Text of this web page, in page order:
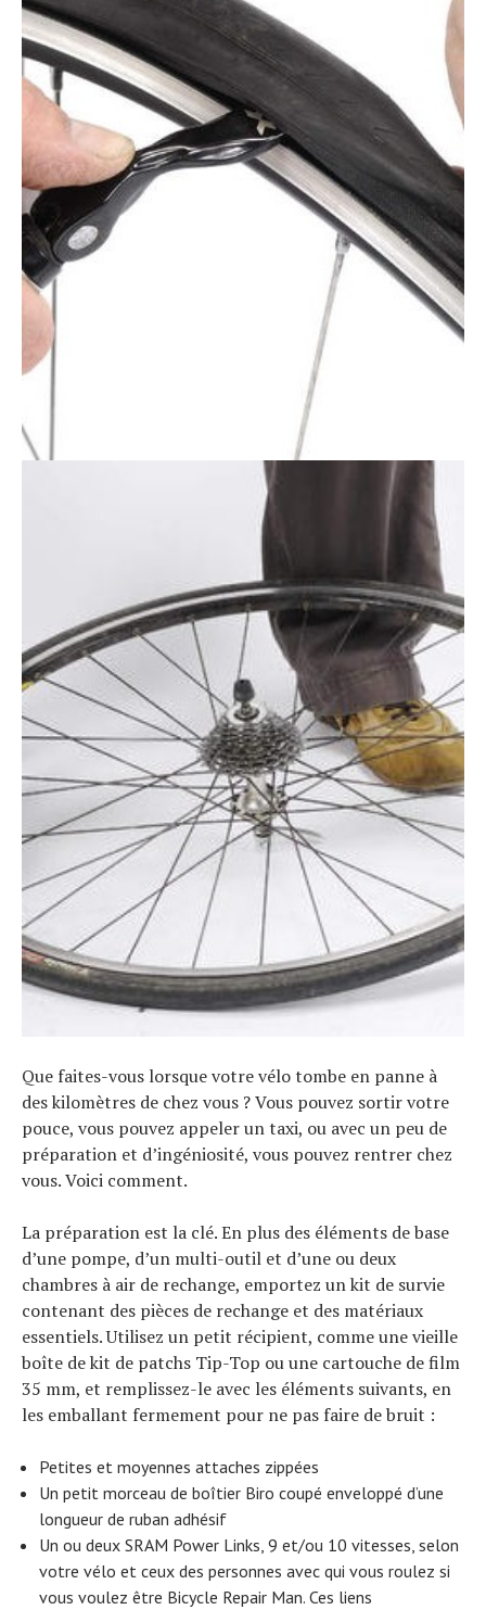
Que faites-vous lorsque votre vélo tombe en panne à
des kilomètres de chez vous ? Vous pouvez sortir votre
pouce, vous pouvez appeler un taxi, ou avec un peu de
préparation et d’ingéniosité, vous pouvez rentrer chez
vous. Voici comment.
La préparation est la clé. En plus des éléments de base
d’une pompe, d’un multi-outil et d’une ou deux
chambres à air de rechange, emportez un kit de survie
contenant des pièces de rechange et des matériaux
essentiels. Utilisez un petit récipient, comme une vieille
boîte de kit de patchs Tip-Top ou une cartouche de film
35 mm, et remplissez-le avec les éléments suivants, en
les emballant fermement pour ne pas faire de bruit :
Petites et moyennes attaches zippées
Un petit morceau de boîtier Biro coupé enveloppé d’une
longueur de ruban adhésif
Un ou deux SRAM Power Links, 9 et/ou 10 vitesses, selon
votre vélo et ceux des personnes avec qui vous roulez si
vous voulez être Bicycle Repair Man. Ces liens